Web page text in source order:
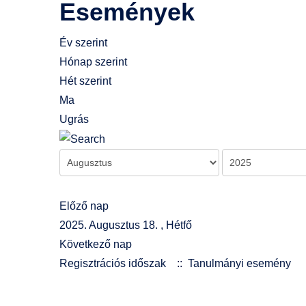
Események
Év szerint
Hónap szerint
Hét szerint
Ma
Ugrás
Előző nap
2025. Augusztus 18. , Hétfő
Következő nap
Regisztrációs időszak
:: Tanulmányi esemény